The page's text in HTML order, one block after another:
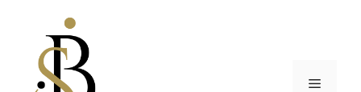
content
Menu